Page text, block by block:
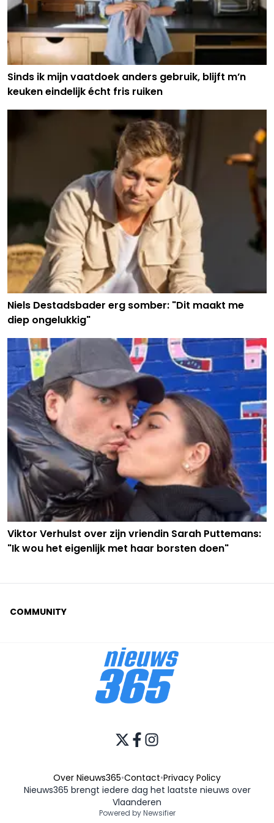
Sinds ik mijn vaatdoek anders gebruik, blijft m’n
keuken eindelijk écht fris ruiken
Niels Destadsbader erg somber: "Dit maakt me
diep ongelukkig"
Viktor Verhulst over zijn vriendin Sarah Puttemans:
"Ik wou het eigenlijk met haar borsten doen"
COMMUNITY
Over Nieuws365•Contact•Privacy Policy
Nieuws365 brengt iedere dag het laatste nieuws over
Vlaanderen
Powered by Newsifier